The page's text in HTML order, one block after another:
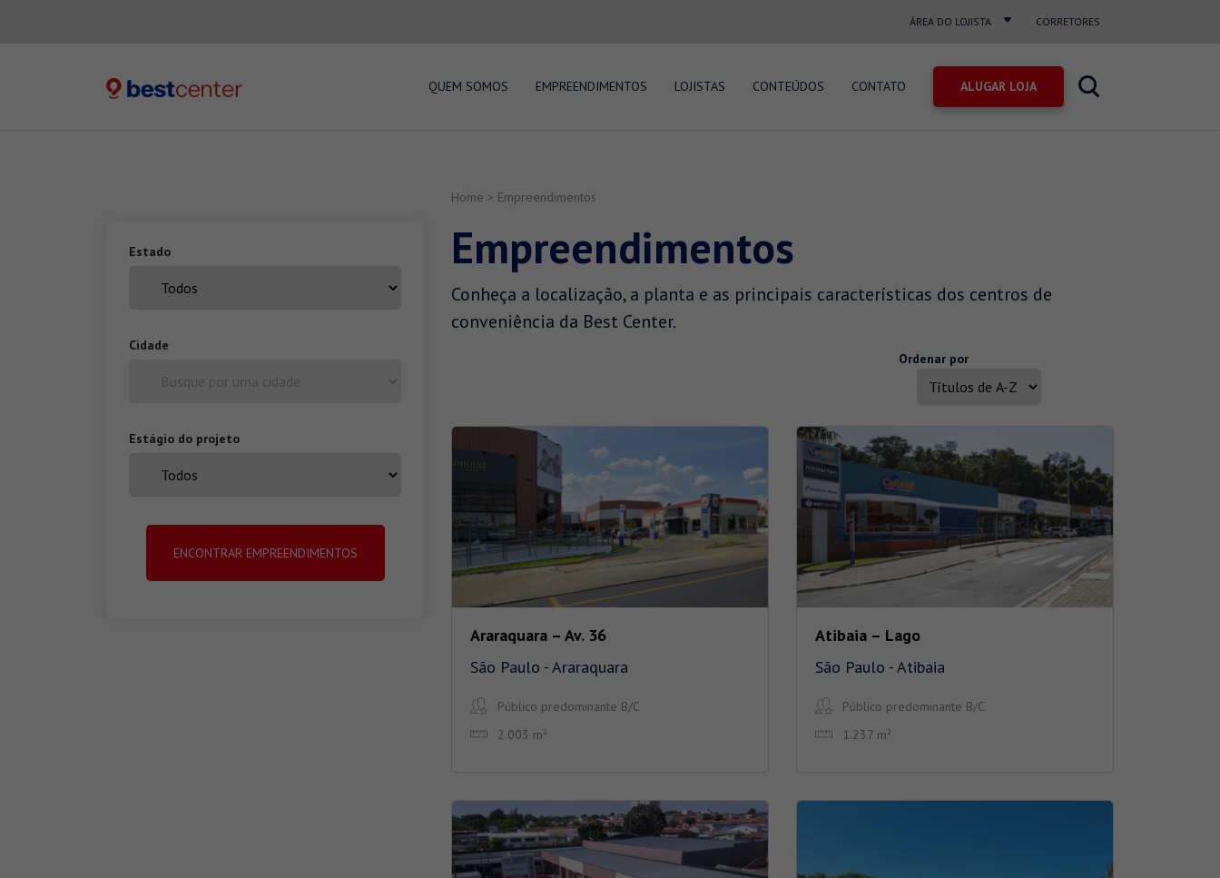
ÁREA DO LOJISTA CORRETORES
QUEM SOMOS EMPREENDIMENTOS LOJISTAS CONTEÚDOS CONTATO
Home > Empreendimentos
Estado
Cidade
Estágio do projeto
Empreendimentos
Conheça a localização, a planta e as principais características dos centros de
conveniência da Best Center.
Ordenar por
Araraquara – Av. 36
São Paulo - Araraquara
Público predominante B/C
2.003 m²
Atibaia – Lago
São Paulo - Atibaia
Público predominante B/C
1.237 m²